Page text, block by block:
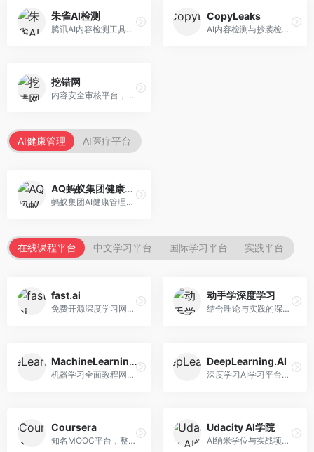
朱雀AI检测
腾讯AI内容检测工具，专注于中文内容识别。面向中文用户，提供AI内容检测、文本分析、报告生成等服务，中文检测专业。
CopyLeaks
AI内容检测与抄袭检测平台，专注于内容原创性验证。面向教育机构和出版商，提供AI检测、抄袭检测、多语言支持等服务，检测全面。
挖错网
内容安全审核平台，专注于违规内容检测。面向企业和平台，提供内容审核、敏感词检测、风险预警等服务，安全审核专业。
AI健康管理 AI医疗平台
AQ蚂蚁集团健康管家
蚂蚁集团AI健康管理服务，专注于个人健康监测。面向个人用户，提供健康评估、慢病管理、健康建议等服务，健康管理便捷。
在线课程平台 中文学习平台 国际学习平台 实践平台
fast.ai
免费开源深度学习网站，专注于实用AI教学。面向开发者，提供免费深度学习课程、实战项目、代码库等资源，学习门槛低。
动手学深度学习
结合理论与实践的深度学习教材，专注于代码驱动学习。面向学生和开发者，提供深度学习理论、代码实现、练习题等资源，学习体验好。
MachineLearningMastery
机器学习全面教程网站，专注于实用技能教学。面向开发者，提供机器学习算法、Python实现、项目实战等教程，实用性强。
DeepLearning.AI
深度学习AI学习平台，由吴恩达创立。面向AI学习者，提供深度学习专项课程、AI新闻、技术社区等资源，课程质量权威。
Coursera
知名MOOC平台，整合全球顶尖大学课程资源。面向学习者，提供AI、机器学习、深度学习等课程，证书认可度高，课程质量专业。
Udacity AI学院
AI纳米学位与实战项目平台，专注于职业导向学习。面向AI从业者，提供机器学习、深度学习、计算机视觉等纳米学位，项目实战性强。